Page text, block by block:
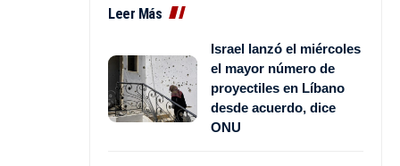
Leer Más
Israel lanzó el miércoles
el mayor número de
proyectiles en Líbano
desde acuerdo, dice
ONU